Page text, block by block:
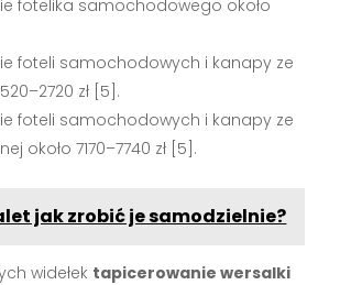
fotelika samochodowego około
foteli samochodowych i kanapy ze
zł [5].
foteli samochodowych i kanapy ze
około 7170–7740 zł [5].
jak zrobić je samodzielnie?
widełek tapicerowanie wersalki